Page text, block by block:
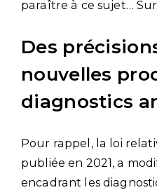
paraître à ce sujet…
Des
nouvelles
diagnostics
Pour rappel, la loi
publiée en 2021, a
encadrant les